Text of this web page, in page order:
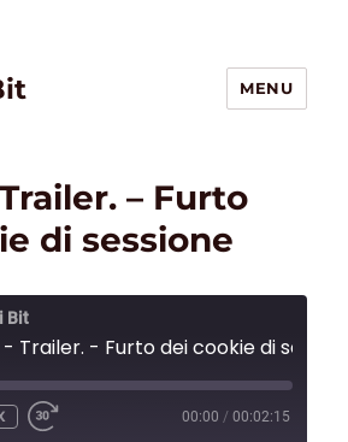
MENU
– Furto
di sessione
Bit
00:00 / 00:02:15